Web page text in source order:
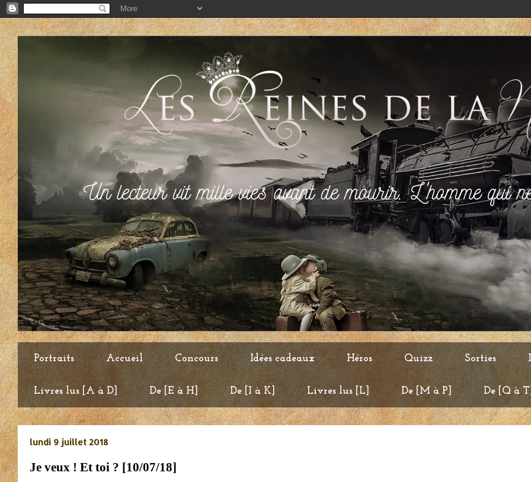
Portraits Accueil Concours Idées cadeaux Héros Quizz Sorties
Livres lus [A à D] De [E à H] De [I à K] Livres lus [L] De [M à P] De [Q à T]
lundi 9 juillet 2018
Je veux ! Et toi ? [10/07/18]